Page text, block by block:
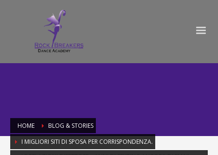
HOME
BLOG & STORIES
I MIGLIORI SITI DI SPOSA PER CORRISPONDENZA.